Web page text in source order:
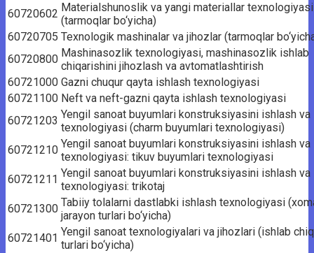
60720602 Materialshunoslik va yangi materiallar texnologiyasi
(tarmoqlar bo‘yicha)
60720705 Texnologik mashinalar va jihozlar (tarmoqlar
60720800 Mashinasozlik texnologiyasi, mashinasozlik ishlab
chiqarishini jihozlash va avtomatlashtirish
60721000 Gazni chuqur qayta ishlash texnologiyasi
60721100 Neft va neft-gazni qayta ishlash texnologiyasi
60721203 Yengil sanoat buyumlari konstruksiyasini ishlash va
texnologiyasi (charm buyumlari texnologiyasi)
60721210 Yengil sanoat buyumlari konstruksiyasini ishlash va
texnologiyasi: tikuv buyumlari texnologiyasi
60721211 Yengil sanoat buyumlari konstruksiyasini ishlash va
texnologiyasi: trikotaj
60721300 Tabiiy tolalarni dastlabki ishlash texnologiyasi
jarayon turlari bo‘yicha)
60721401 Yengil sanoat texnologiyalari va jihozlari (ishlab
turlari bo‘yicha)